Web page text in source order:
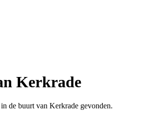
Kerkrade
de buurt van Kerkrade gevonden.